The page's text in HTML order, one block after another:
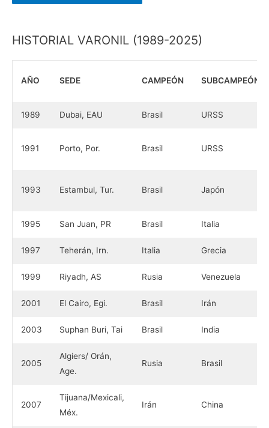
HISTORIAL VARONIL (1989-2025)
AÑO SEDE CAMPEÓN SUBCAMPEÓN
1989 Dubai, EAU Brasil URSS
1991 Porto, Por. Brasil URSS
1993 Estambul, Tur. Brasil Japón
1995 San Juan, PR Brasil Italia
1997 Teherán, Irn. Italia Grecia
1999 Riyadh, AS Rusia Venezuela
2001 El Cairo, Egi. Brasil Irán
2003 Suphan Buri, Tai Brasil India
2005
Algiers/ Orán,
Age.
Rusia Brasil
2007
Tijuana/Mexicali,
Méx.
Irán China